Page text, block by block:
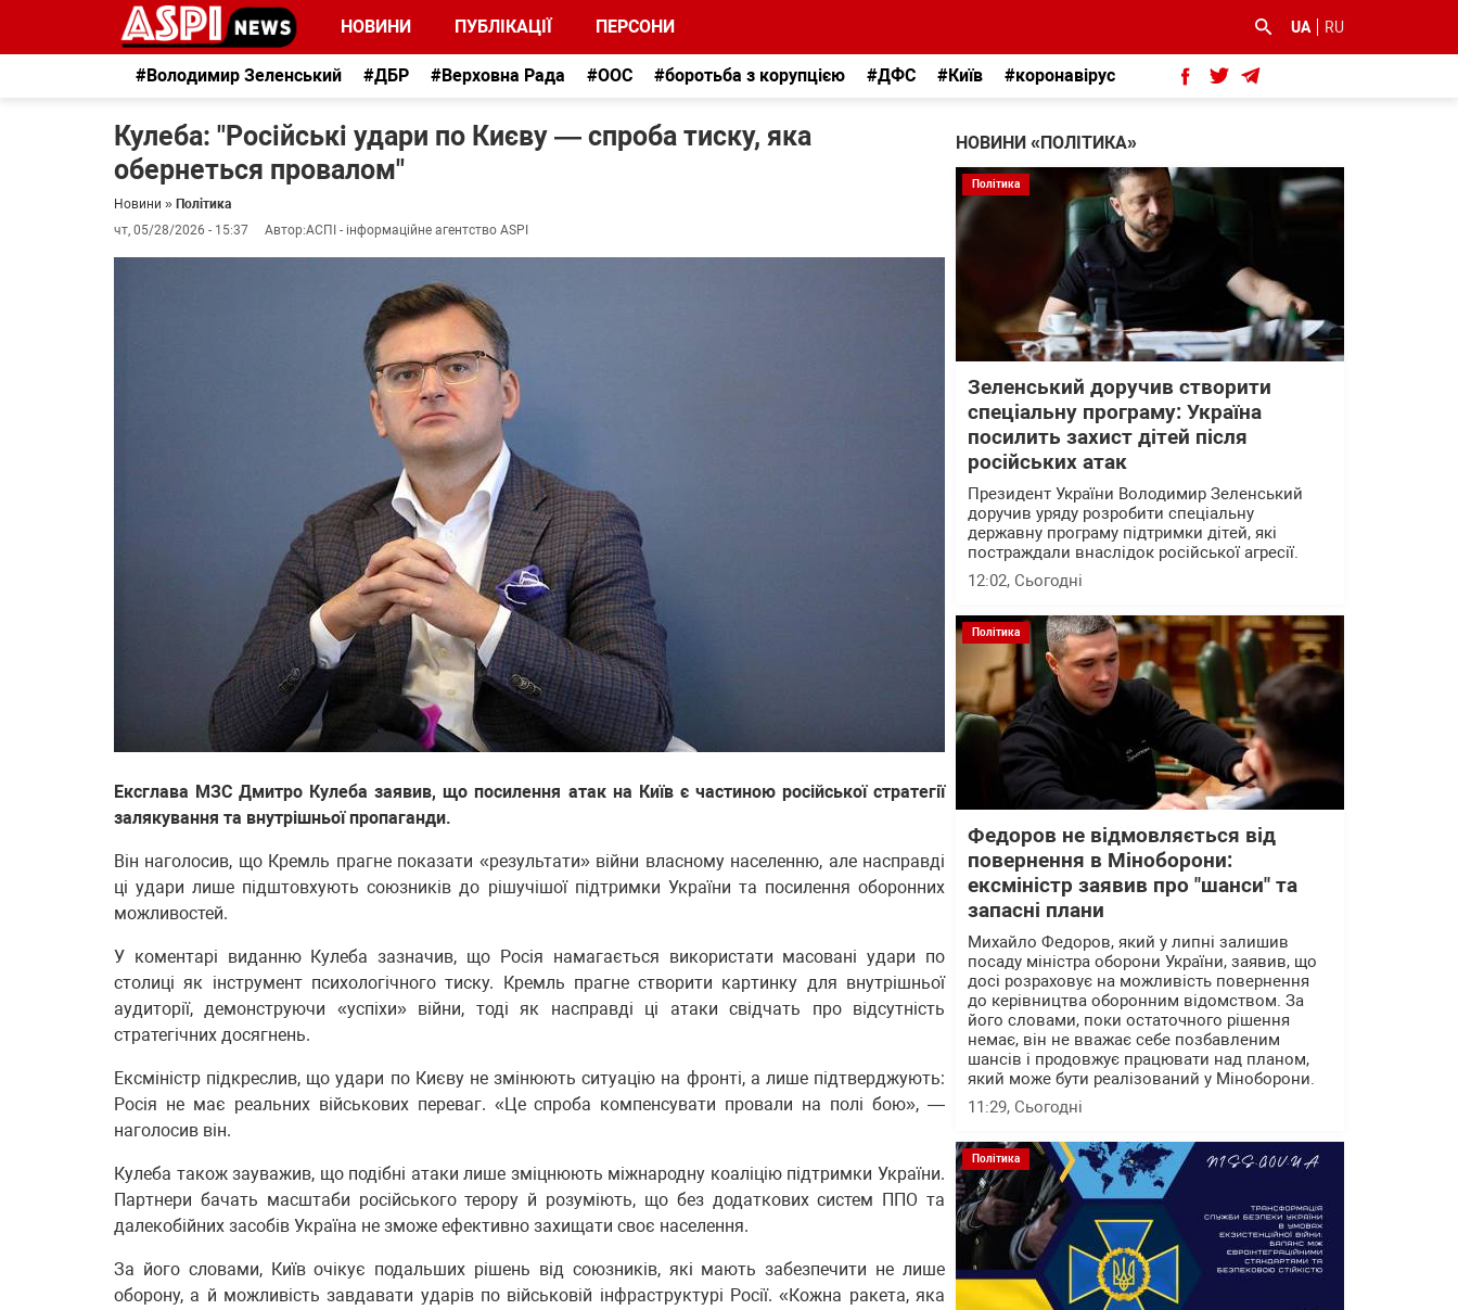
НОВИНИ ПУБЛІКАЦІЇ ПЕРСОНИ UA RU
#Володимир Зеленський #ДБР #Верховна Рада #ООС #боротьба з корупцією #ДФС #Київ #коронавірус
Кулеба: "Російські удари по Києву — спроба тиску, яка
обернеться провалом"
Новини » Політика
чт, 05/28/2026 - 15:37
Автор:АСПІ - інформаційне агентство ASPI
Ексглава МЗС Дмитро Кулеба заявив, що посилення атак на Київ є частиною російської стратегії
залякування та внутрішньої пропаганди.
Він наголосив, що Кремль прагне показати «результати» війни власному населенню, але насправді
ці удари лише підштовхують союзників до рішучішої підтримки України та посилення оборонних
можливостей.
У коментарі виданню Кулеба зазначив, що Росія намагається використати масовані удари по
столиці як інструмент психологічного тиску. Кремль прагне створити картинку для внутрішньої
аудиторії, демонструючи «успіхи» війни, тоді як насправді ці атаки свідчать про відсутність
стратегічних досягнень.
Ексміністр підкреслив, що удари по Києву не змінюють ситуацію на фронті, а лише підтверджують:
Росія не має реальних військових переваг. «Це спроба компенсувати провали на полі бою», —
наголосив він.
Кулеба також зауважив, що подібні атаки лише зміцнюють міжнародну коаліцію підтримки України.
Партнери бачать масштаби російського терору й розуміють, що без додаткових систем ППО та
далекобійних засобів Україна не зможе ефективно захищати своє населення.
За його словами, Київ очікує подальших рішень від союзників, які мають забезпечити не лише
оборону, а й можливість завдавати ударів по військовій інфраструктурі Росії. «Кожна ракета, яка
НОВИНИ «ПОЛІТИКА»
Політика
Зеленський доручив створити
спеціальну програму: Україна
посилить захист дітей після
російських атак
Президент України Володимир Зеленський
доручив уряду розробити спеціальну
державну програму підтримки дітей, які
постраждали внаслідок російської агресії.
12:02, Сьогодні
Політика
Федоров не відмовляється від
повернення в Міноборони:
ексміністр заявив про "шанси" та
запасні плани
Михайло Федоров, який у липні залишив
посаду міністра оборони України, заявив, що
досі розраховує на можливість повернення
до керівництва оборонним відомством. За
його словами, поки остаточного рішення
немає, він не вважає себе позбавленим
шансів і продовжує працювати над планом,
який може бути реалізований у Міноборони.
11:29, Сьогодні
Політика